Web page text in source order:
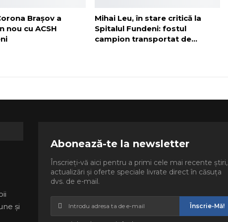
Brașov a
nou cu ACSH
Mihai Leu, în stare critică la
Spitalul Fundeni: fostul
campion transportat de…
și
Abonează-te la newsletter
Înscrieți-vă aici pentru a primi cele mai recente știri,
actualizări și oferte speciale livrate direct în căsuța
dvs. de e-mail.
Înscrie-Mă!